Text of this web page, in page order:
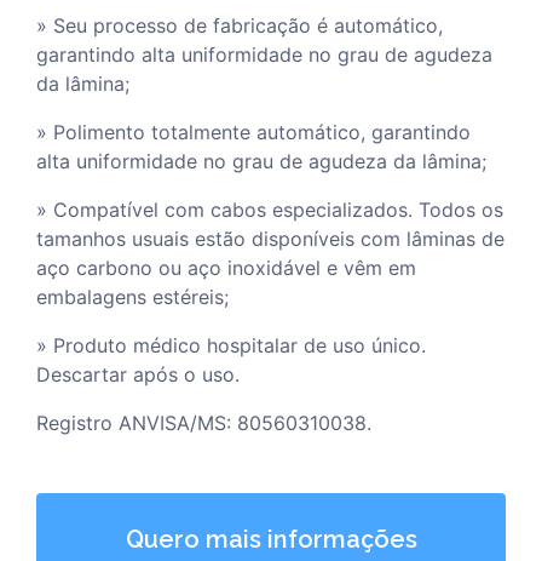
» Seu processo de fabricação é automático,
garantindo alta uniformidade no grau de agudeza
da lâmina;
» Polimento totalmente automático, garantindo
alta uniformidade no grau de agudeza da lâmina;
» Compatível com cabos especializados. Todos os
tamanhos usuais estão disponíveis com lâminas de
aço carbono ou aço inoxidável e vêm em
embalagens estéreis;
» Produto médico hospitalar de uso único.
Descartar após o uso.
Registro ANVISA/MS: 80560310038.
Quero mais informações